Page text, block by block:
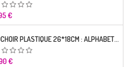
€
POCHOIR PLASTIQUE 26*18CM : ALPHABET (04)
€